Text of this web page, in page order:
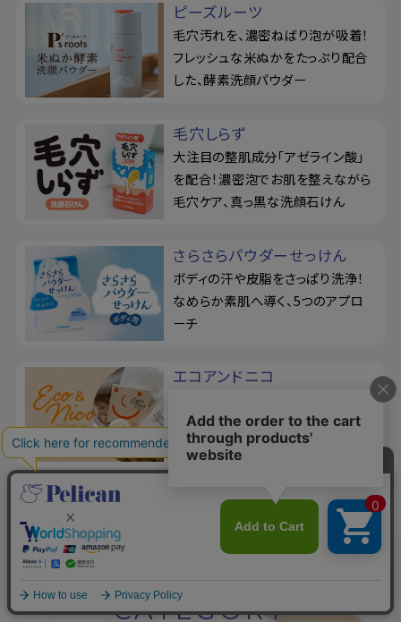
ピーズルーツ
毛穴汚れを、濃密ねばり泡が吸着！
フレッシュな米ぬかをたっぷり配合
した、酵素洗顔パウダー
毛穴しらず
大注目の整肌成分「アゼライン酸」
を配合！濃密泡でお肌を整えながら
毛穴ケア、真っ黒な洗顔石けん
さらさらパウダーせっけん
ボディの汗や皮脂をさっぱり洗浄！
なめらか素肌へ導く、5つのアプロ
ーチ
エコアンドニコ
100人のユーザーの意見を取り入れ
て開発！メイクも落とせる、洗顔せっ
けん＆洗顔ブラシ
CATEGORY